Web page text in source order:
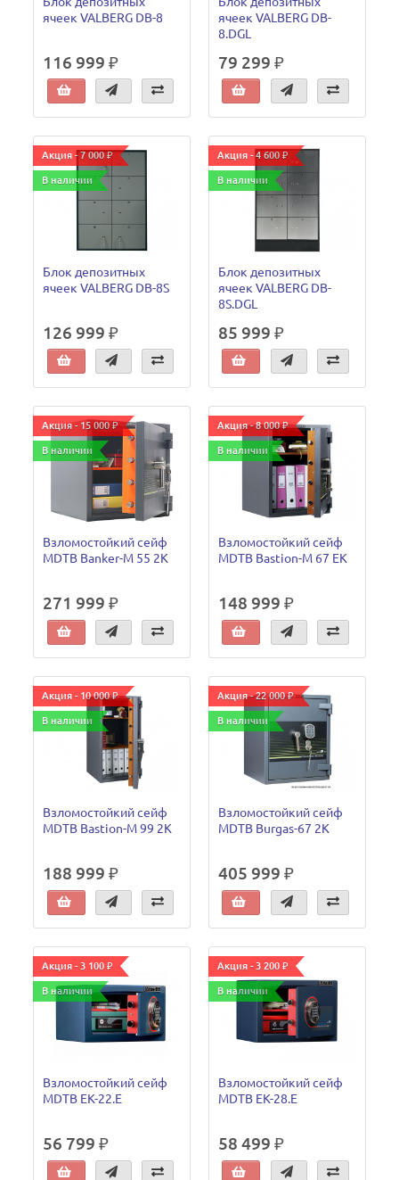
ячеек VALBERG DB-8
116 999 ₽
ячеек VALBERG DB-
8.DGL
79 299 ₽
Акция - 7 000 ₽
В наличии
Блок депозитных
ячеек VALBERG DB-8S
126 999 ₽
Акция - 4 600 ₽
В наличии
Блок депозитных
ячеек VALBERG DB-
8S.DGL
85 999 ₽
Акция - 15 000 ₽
В наличии
Взломостойкий сейф
MDTB Banker-M 55 2K
271 999 ₽
Акция - 8 000 ₽
В наличии
Взломостойкий сейф
MDTB Bastion-M 67 EK
148 999 ₽
Акция - 10 000 ₽
В наличии
Взломостойкий сейф
MDTB Bastion-M 99 2K
188 999 ₽
Акция - 22 000 ₽
В наличии
Взломостойкий сейф
MDTB Burgas-67 2K
405 999 ₽
Акция - 3 100 ₽
В наличии
Взломостойкий сейф
MDTB EK-22.E
56 799 ₽
Акция - 3 200 ₽
В наличии
Взломостойкий сейф
MDTB EK-28.E
58 499 ₽